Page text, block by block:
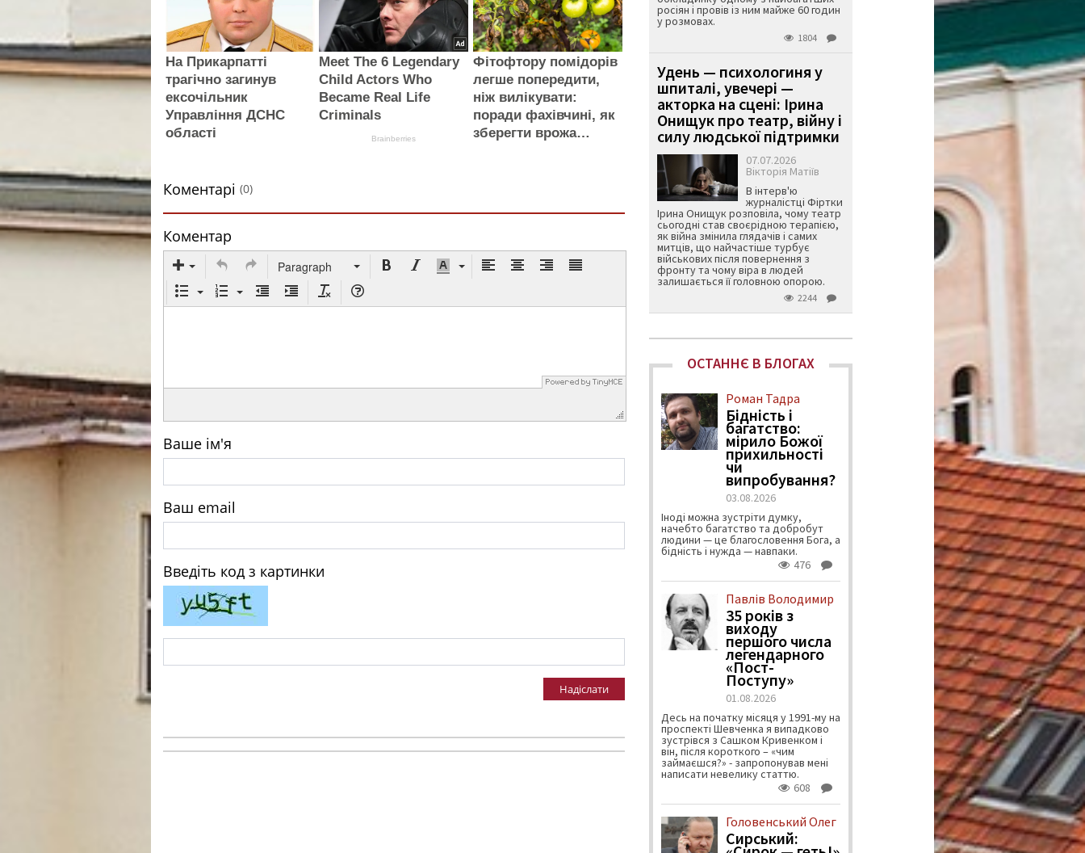
На Прикарпатті
трагічно загинув
ексочільник
Управління ДСНС
області
Meet The 6 Legendary
Child Actors Who
Became Real Life
Criminals
Brainberries
Фітофтору помідорів
легше попередити,
ніж вилікувати:
поради фахівчині, як
зберегти врожа…
Коментарі (0)
Коментар
Paragraph
Ваше ім'я
Ваш email
Введіть код з картинки
Надіслати
росіян і провів із ним майже 60 годин
у розмовах.
1804
Удень — психологиня у
шпиталі, увечері —
акторка на сцені: Ірина
Онищук про театр, війну і
силу людської підтримки
07.07.2026
Вікторія Матіїв
В інтерв'ю
журналістці Фіртки
Ірина Онищук розповіла, чому театр
сьогодні став своєрідною терапією,
як війна змінила глядачів і самих
митців, що найчастіше турбує
військових після повернення з
фронту та чому віра в людей
залишається її головною опорою.
2244
ОСТАННЄ В БЛОГАХ
Роман Тадра
Бідність і
багатство:
мірило Божої
прихильності
чи
випробування?
03.08.2026
Іноді можна зустріти думку,
начебто багатство та добробут
людини — це благословення Бога, а
бідність і нужда — навпаки.
476
Павлів Володимир
35 років з
виходу
першого числа
легендарного
«Пост-
Поступу»
01.08.2026
Десь на початку місяця у 1991-му на
проспекті Шевченка я випадково
зустрівся з Сашком Кривенком і
він, після короткого – «чим
займаєшся?» - запропонував мені
написати невелику статтю.
608
Головенський Олег
Сирський: